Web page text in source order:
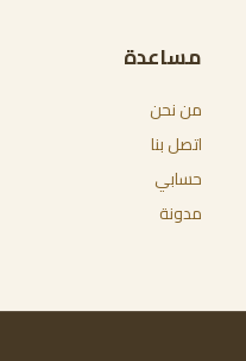
مساعدة
من نحن
اتصل بنا
حسابي
مدونة